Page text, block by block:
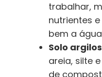
trabalhar,
nutrientes
bem a
Solo
areia, silte
de